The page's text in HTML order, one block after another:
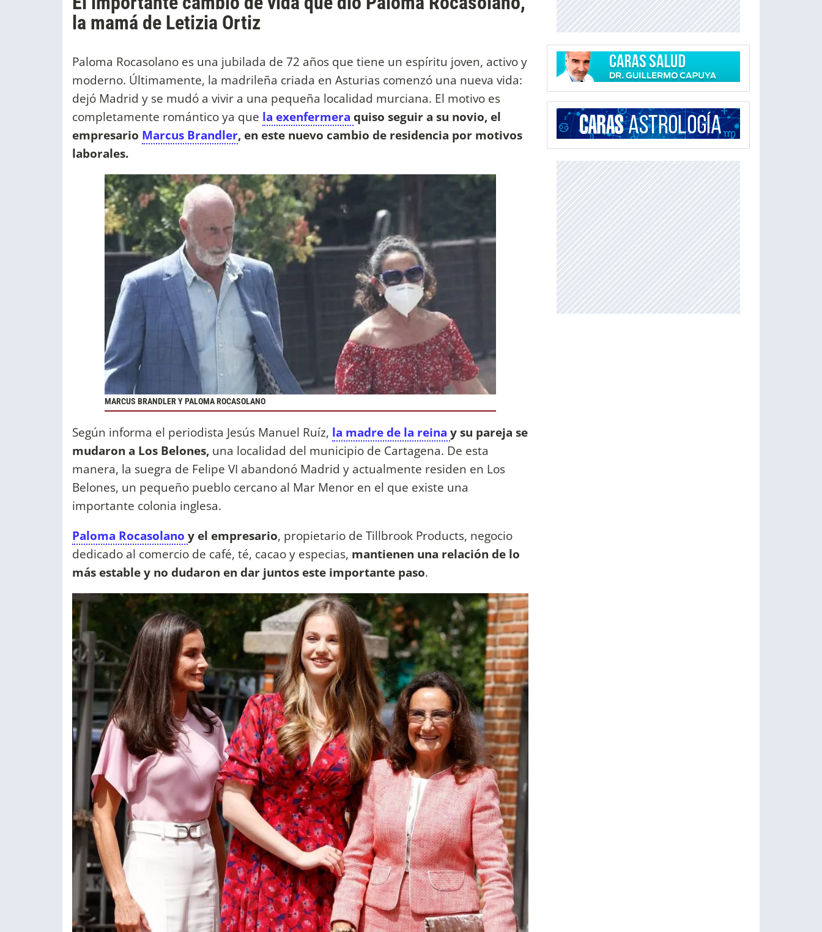
la mamá de Letizia Ortiz
Paloma Rocasolano es una jubilada de 72 años que tiene un espíritu joven, activo y
moderno. Últimamente, la madrileña criada en Asturias comenzó una nueva vida:
dejó Madrid y se mudó a vivir a una pequeña localidad murciana. El motivo es
completamente romántico ya que la exenfermera quiso seguir a su novio, el
empresario Marcus Brandler, en este nuevo cambio de residencia por motivos
laborales.
MARCUS BRANDLER Y PALOMA ROCASOLANO
Según informa el periodista Jesús Manuel Ruíz, la madre de la reina y su pareja se
mudaron a Los Belones, una localidad del municipio de Cartagena. De esta
manera, la suegra de Felipe VI abandonó Madrid y actualmente residen en Los
Belones, un pequeño pueblo cercano al Mar Menor en el que existe una
importante colonia inglesa.
Paloma Rocasolano y el empresario, propietario de Tillbrook Products, negocio
dedicado al comercio de café, té, cacao y especias, mantienen una relación de lo
más estable y no dudaron en dar juntos este importante paso.